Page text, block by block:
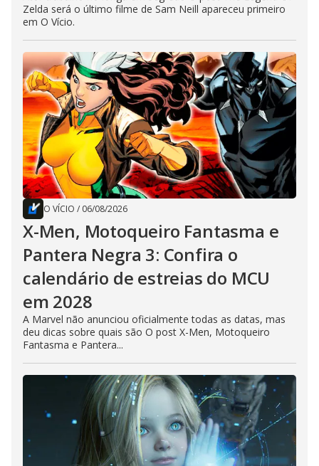
Zelda será o último filme de Sam Neill apareceu primeiro
em O Vício.
O VÍCIO / 06/08/2026
X-Men, Motoqueiro Fantasma e
Pantera Negra 3: Confira o
calendário de estreias do MCU
em 2028
A Marvel não anunciou oficialmente todas as datas, mas
deu dicas sobre quais são O post X-Men, Motoqueiro
Fantasma e Pantera...